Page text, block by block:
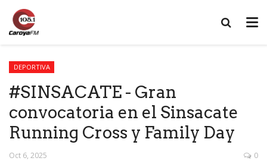
DEPORTIVA
#SINSACATE - Gran
convocatoria en el Sinsacate
Running Cross y Family Day
Oct 6, 2025 0